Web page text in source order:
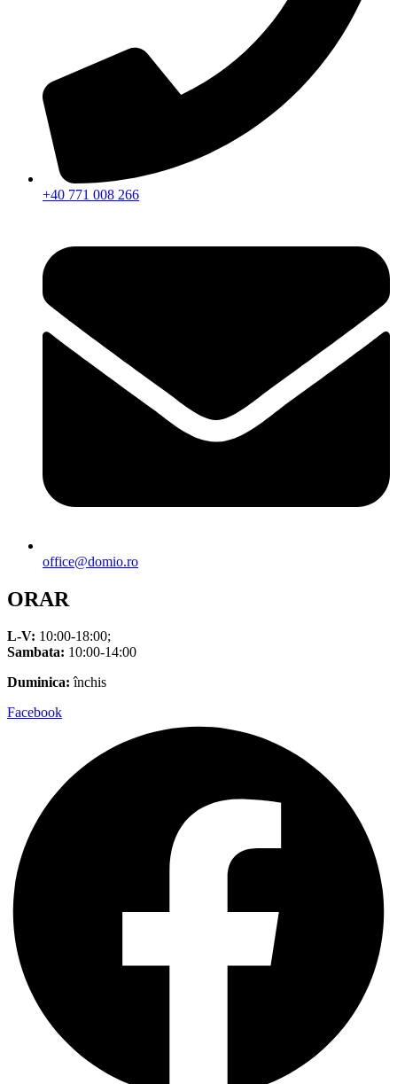
+40 771 008 266
office@domio.ro
ORAR
L-V: 10:00-18:00;
Sambata: 10:00-14:00
Duminica: închis
Facebook